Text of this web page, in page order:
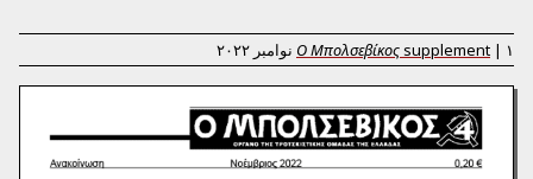
Ο Μπολσεβίκος supplement | ۱ نوامبر ۲۰۲۲